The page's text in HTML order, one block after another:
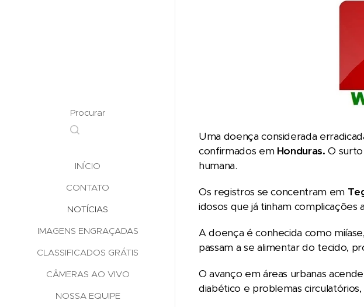
Procurar
INÍCIO
CONTATO
NOTÍCIAS
IMAGENS ENGRAÇADAS
CLASSIFICADOS GRÁTIS
CÂMERAS AO VIVO
NOSSA EQUIPE
Uma doença considerada
confirmados em Honduras. O
humana.
Os registros se concentram em
idosos que já tinham complicações
A doença é conhecida como
passam a se alimentar do tecido,
O avanço em áreas urbanas
diabético e problemas